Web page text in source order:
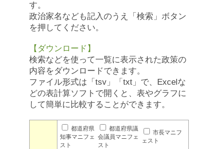
す。
政治家名なども記入のうえ「検索」ボタン
を押してください。
【ダウンロード】
検索などを使って一覧に表示された政策の
内容をダウンロードできます。
ファイル形式は「tsv」「txt」で、Excelな
どの表計算ソフトで開くと、表やグラフに
して簡単に比較することができます。
都道府県
知事マニフェ
スト
都道府県議
会議員マニフェ
スト
市長マニフ
ェスト